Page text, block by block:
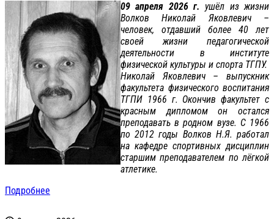
09 апреля 2026 г. ушёл из жизни
Волков Николай Яковлевич –
человек, отдавший более 40 лет
своей жизни педагогической
деятельности в институте
физической культуры и спорта ТГПУ.
Николай Яковлевич – выпускник
факультета физического воспитания
ТГПИ 1966 г. Окончив факультет с
красным дипломом он остался
преподавать в родном вузе. С 1966
по 2012 годы Волков Н.Я. работал
на кафедре спортивных дисциплин
старшим преподавателем по лёгкой
атлетике.
Подробнее